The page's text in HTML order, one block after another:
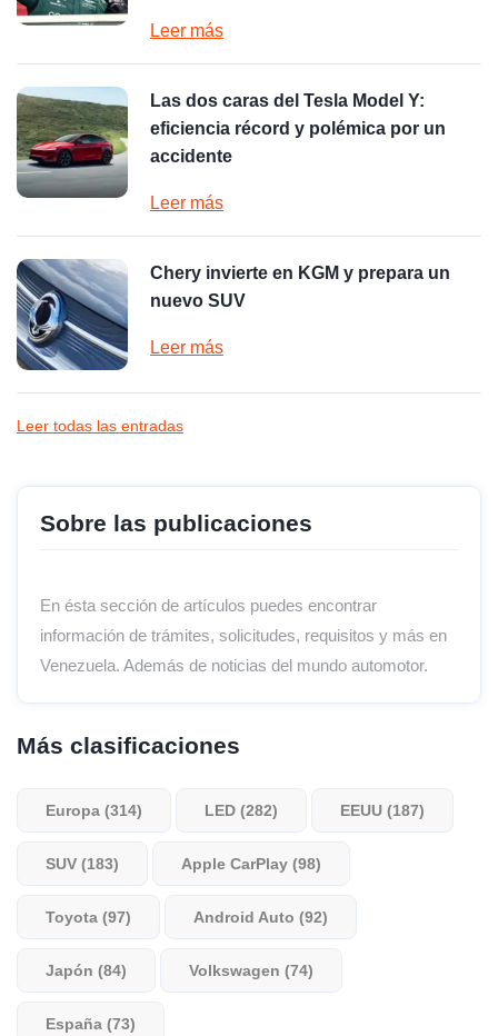
Leer más
Las dos caras del Tesla Model Y:
eficiencia récord y polémica por un
accidente
Leer más
Chery invierte en KGM y prepara un
nuevo SUV
Leer más
Leer todas las entradas
Sobre las publicaciones
En ésta sección de artículos puedes encontrar
información de trámites, solicitudes, requisitos y más en
Venezuela. Además de noticias del mundo automotor.
Más clasificaciones
Europa (314) LED (282) EEUU (187)
SUV (183) Apple CarPlay (98)
Toyota (97) Android Auto (92)
Japón (84) Volkswagen (74)
España (73)